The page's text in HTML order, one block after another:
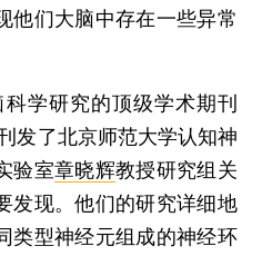
他们大脑中存在一些异常
研究的顶级学术期刊
发了北京师范大学认知神
验室章晓辉教授研究组关
发现。他们的研究详细地
类型神经元组成的神经环